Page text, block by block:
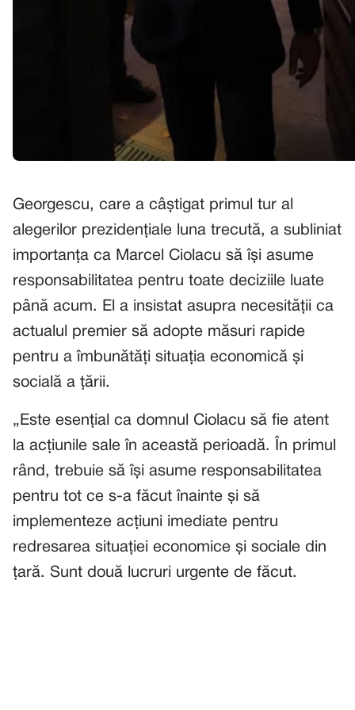
Georgescu, care a câștigat primul tur al
alegerilor prezidențiale luna trecută, a subliniat
importanța ca Marcel Ciolacu să își asume
responsabilitatea pentru toate deciziile luate
până acum. El a insistat asupra necesității ca
actualul premier să adopte măsuri rapide
pentru a îmbunătăți situația economică și
socială a țării.
„Este esențial ca domnul Ciolacu să fie atent
la acțiunile sale în această perioadă. În primul
rând, trebuie să își asume responsabilitatea
pentru tot ce s-a făcut înainte și să
implementeze acțiuni imediate pentru
redresarea situației economice și sociale din
țară. Sunt două lucruri urgente de făcut.